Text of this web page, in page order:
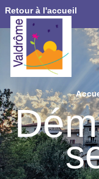
Retour à l'accueil